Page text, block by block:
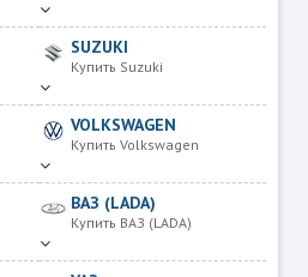
SUZUKI
Купить Suzuki
VOLKSWAGEN
Купить Volkswagen
ВАЗ (LADA)
Купить ВАЗ (LADA)